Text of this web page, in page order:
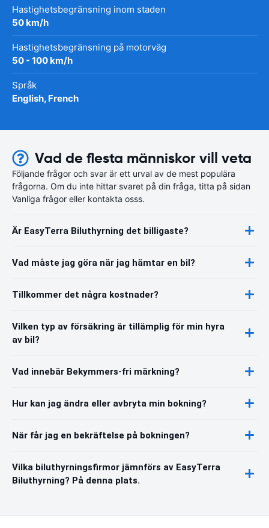
Hastighetsbegränsning inom staden
50 km/h
Hastighetsbegränsning på motorväg
50 - 100 km/h
Språk
English, French
Vad de flesta människor vill veta
Följande frågor och svar är ett urval av de mest populära
frågorna. Om du inte hittar svaret på din fråga, titta på sidan
Vanliga frågor eller kontakta osss.
Är EasyTerra Biluthyrning det billigaste?
Vad måste jag göra när jag hämtar en bil?
Tillkommer det några kostnader?
Vilken typ av försäkring är tillämplig för min hyra
av bil?
Vad innebär Bekymmers-fri märkning?
Hur kan jag ändra eller avbryta min bokning?
När får jag en bekräftelse på bokningen?
Vilka biluthyrningsfirmor jämnförs av EasyTerra
Biluthyrning? På denna plats.